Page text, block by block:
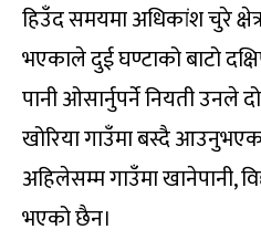
हिउँद समयमा अधिकांश चुरे
भएकाले दुई घण्टाको बाटो
पानी ओसार्नुपर्ने नियती उनले
खोरिया गाउँमा बस्दै
अहिलेसम्म गाउँमा खानेपानी,
भएको छैन।